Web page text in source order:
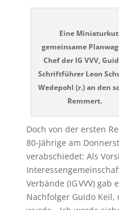
Eine
gemeinsame
Chef der IG VVV,
Schriftführer Leon
Wedepohl (r.) an den
Remmert.
Doch von der ersten
80-Jährige am
verabschiedet: Als
Verbände (IG VVV)
Nachfolger Guido